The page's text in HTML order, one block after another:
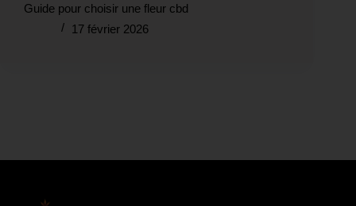
Guide pour choisir une fleur cbd
17 février 2026